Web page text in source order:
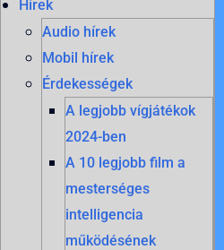
Hírek
Audio hírek
Mobil hírek
Érdekességek
A legjobb vígjátékok
2024-ben
A 10 legjobb film a
mesterséges
intelligencia
működésének